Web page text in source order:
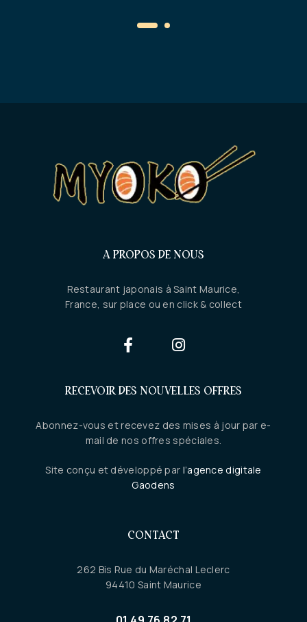
A PROPOS DE NOUS
Restaurant japonais à Saint Maurice,
France, sur place ou en click & collect
RECEVOIR DES NOUVELLES OFFRES
Abonnez-vous et recevez des mises à jour par e-
mail de nos offres spéciales.
Site conçu et développé par l’agence digitale
Gaodens
CONTACT
262 Bis Rue du Maréchal Leclerc
94410 Saint Maurice